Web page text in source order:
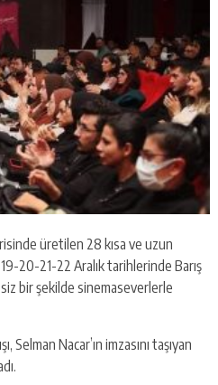
üretilen 28 kısa ve uzun
20-21-22 Aralık tarihlerinde Barış
bir şekilde sinemaseverlerle
Selman Nacar’ın imzasını taşıyan